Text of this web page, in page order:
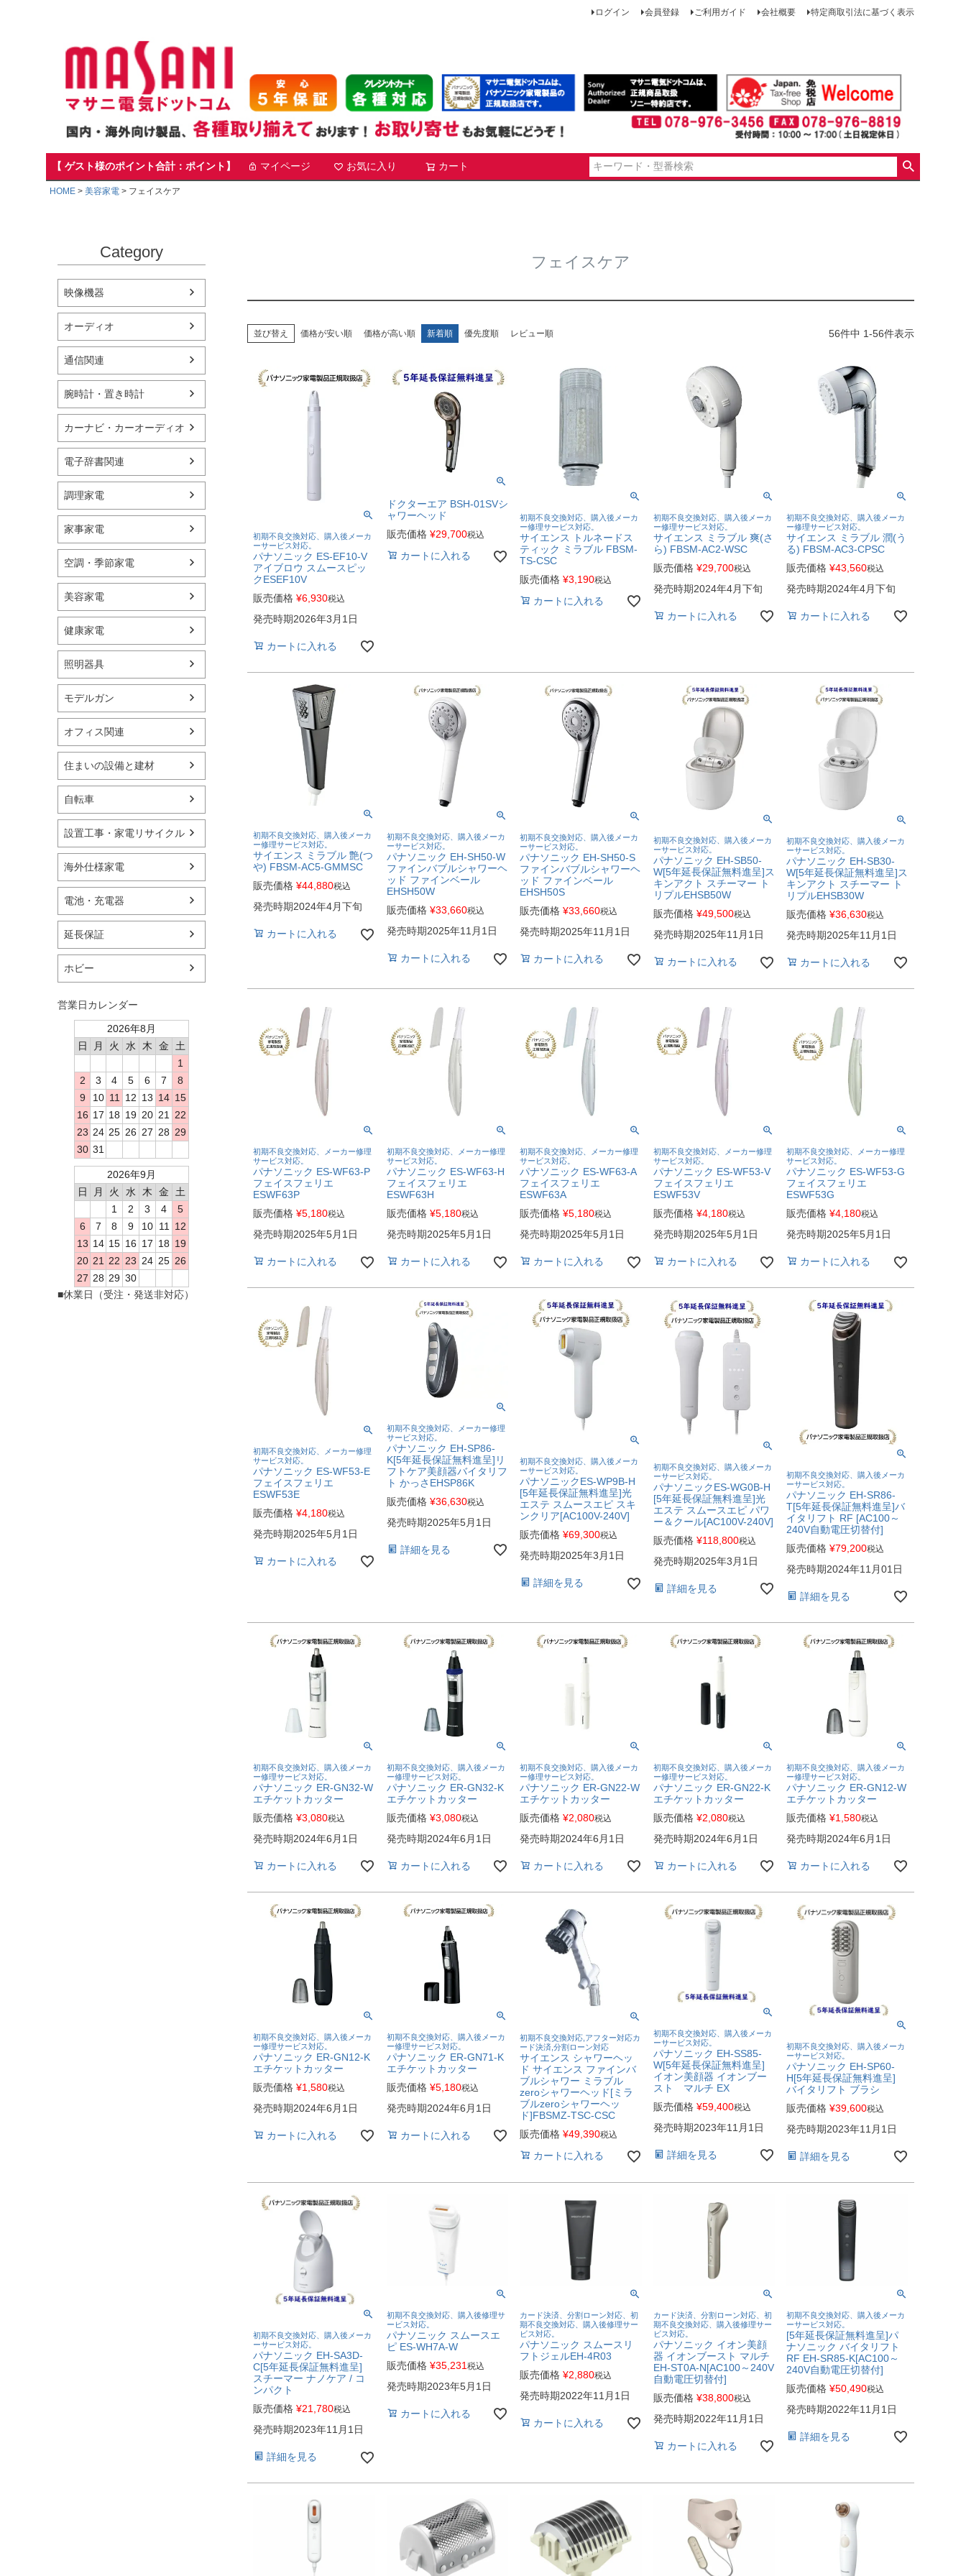
ログイン 会員登録 ご利用ガイド 会社概要 特定商取引法に基づく表示
【 ゲスト様のポイント合計：ポイント】 マイページ お気に入り カート
HOME 美容家電 フェイスケア
Category
映像機器
オーディオ
通信関連
腕時計・置き時計
カーナビ・カーオーディオ
電子辞書関連
調理家電
家事家電
空調・季節家電
美容家電
健康家電
照明器具
モデルガン
オフィス関連
住まいの設備と建材
自転車
設置工事・家電リサイクル
海外仕様家電
電池・充電器
延長保証
ホビー
営業日カレンダー
2026年8月
日
月 火 水 木 金
土
1
2
3 4 5 6 7
8
9
10 11 12 13 14 15
16 17 18 19 20 21
22
23 24 25 26 27 28 29
30 31
2026年9月
日
月 火 水 木 金
土
1
2 3 4
5
6
7 8 9 10 11
12
13 14 15 16 17 18 19
20 21 22 23 24 25 26
27 28 29 30
■休業日（受注・発送非対応）
フェイスケア
並び替え 価格が安い順 価格が高い順 新着順 優先度順 レビュー順 56件中 1-56件表示
初期不良交換対応、購入後メーカ
ーサービス対応。
パナソニック ES-EF10-V
アイブロウ スムースピッ
クESEF10V
販売価格 ¥6,930税込
発売時期2026年3月1日
カートに入れる
ドクターエア BSH-01SVシ
ャワーヘッド
販売価格 ¥29,700税込
カートに入れる
初期不良交換対応、購入後メーカ
ー修理サービス対応。
サイエンス トルネードス
ティック ミラブル FBSM-
TS-CSC
販売価格 ¥3,190税込
カートに入れる
初期不良交換対応、購入後メーカ
ー修理サービス対応。
サイエンス ミラブル 爽(さ
ら) FBSM-AC2-WSC
販売価格 ¥29,700税込
発売時期2024年4月下旬
カートに入れる
初期不良交換対応、購入後メーカ
ー修理サービス対応。
サイエンス ミラブル 潤(う
る) FBSM-AC3-CPSC
販売価格 ¥43,560税込
発売時期2024年4月下旬
カートに入れる
初期不良交換対応、購入後メーカ
ー修理サービス対応。
サイエンス ミラブル 艶(つ
や) FBSM-AC5-GMMSC
販売価格 ¥44,880税込
発売時期2024年4月下旬
カートに入れる
初期不良交換対応、購入後メーカ
ーサービス対応。
パナソニック EH-SH50-W
ファインバブルシャワーヘ
ッド ファインベール
EHSH50W
販売価格 ¥33,660税込
発売時期2025年11月1日
カートに入れる
初期不良交換対応、購入後メーカ
ーサービス対応。
パナソニック EH-SH50-S
ファインバブルシャワーヘ
ッド ファインベール
EHSH50S
販売価格 ¥33,660税込
発売時期2025年11月1日
カートに入れる
初期不良交換対応、購入後メーカ
ーサービス対応。
パナソニック EH-SB50-
W[5年延長保証無料進呈]ス
キンアクト スチーマー ト
リプルEHSB50W
販売価格 ¥49,500税込
発売時期2025年11月1日
カートに入れる
初期不良交換対応、購入後メーカ
ーサービス対応。
パナソニック EH-SB30-
W[5年延長保証無料進呈]ス
キンアクト スチーマー ト
リプルEHSB30W
販売価格 ¥36,630税込
発売時期2025年11月1日
カートに入れる
初期不良交換対応、メーカー修理
サービス対応。
パナソニック ES-WF63-P
フェイスフェリエ
ESWF63P
販売価格 ¥5,180税込
発売時期2025年5月1日
カートに入れる
初期不良交換対応、メーカー修理
サービス対応。
パナソニック ES-WF63-H
フェイスフェリエ
ESWF63H
販売価格 ¥5,180税込
発売時期2025年5月1日
カートに入れる
初期不良交換対応、メーカー修理
サービス対応。
パナソニック ES-WF63-A
フェイスフェリエ
ESWF63A
販売価格 ¥5,180税込
発売時期2025年5月1日
カートに入れる
初期不良交換対応、メーカー修理
サービス対応。
パナソニック ES-WF53-V
フェイスフェリエ
ESWF53V
販売価格 ¥4,180税込
発売時期2025年5月1日
カートに入れる
初期不良交換対応、メーカー修理
サービス対応。
パナソニック ES-WF53-G
フェイスフェリエ
ESWF53G
販売価格 ¥4,180税込
発売時期2025年5月1日
カートに入れる
初期不良交換対応、メーカー修理
サービス対応。
パナソニック ES-WF53-E
フェイスフェリエ
ESWF53E
販売価格 ¥4,180税込
発売時期2025年5月1日
カートに入れる
初期不良交換対応、メーカー修理
サービス対応。
パナソニック EH-SP86-
K[5年延長保証無料進呈]リ
フトケア美顔器バイタリフ
ト かっさEHSP86K
販売価格 ¥36,630税込
発売時期2025年5月1日
詳細を見る
初期不良交換対応、購入後メーカ
ーサービス対応。
パナソニックES-WP9B-H
[5年延長保証無料進呈]光
エステ スムースエピ スキ
ンクリア[AC100V-240V]
販売価格 ¥69,300税込
発売時期2025年3月1日
詳細を見る
初期不良交換対応、購入後メーカ
ーサービス対応。
パナソニックES-WG0B-H
[5年延長保証無料進呈]光
エステ スムースエピ パワ
ー＆クール[AC100V-240V]
販売価格 ¥118,800税込
発売時期2025年3月1日
詳細を見る
初期不良交換対応、購入後メーカ
ーサービス対応。
パナソニック EH-SR86-
T[5年延長保証無料進呈]バ
イタリフト RF [AC100～
240V自動電圧切替付]
販売価格 ¥79,200税込
発売時期2024年11月01日
詳細を見る
初期不良交換対応、購入後メーカ
ー修理サービス対応。
パナソニック ER-GN32-W
エチケットカッター
販売価格 ¥3,080税込
発売時期2024年6月1日
カートに入れる
初期不良交換対応、購入後メーカ
ー修理サービス対応。
パナソニック ER-GN32-K
エチケットカッター
販売価格 ¥3,080税込
発売時期2024年6月1日
カートに入れる
初期不良交換対応、購入後メーカ
ー修理サービス対応。
パナソニック ER-GN22-W
エチケットカッター
販売価格 ¥2,080税込
発売時期2024年6月1日
カートに入れる
初期不良交換対応、購入後メーカ
ー修理サービス対応。
パナソニック ER-GN22-K
エチケットカッター
販売価格 ¥2,080税込
発売時期2024年6月1日
カートに入れる
初期不良交換対応、購入後メーカ
ー修理サービス対応。
パナソニック ER-GN12-W
エチケットカッター
販売価格 ¥1,580税込
発売時期2024年6月1日
カートに入れる
初期不良交換対応、購入後メーカ
ー修理サービス対応。
パナソニック ER-GN12-K
エチケットカッター
販売価格 ¥1,580税込
発売時期2024年6月1日
カートに入れる
初期不良交換対応、購入後メーカ
ー修理サービス対応。
パナソニック ER-GN71-K
エチケットカッター
販売価格 ¥5,180税込
発売時期2024年6月1日
カートに入れる
初期不良交換対応,アフター対応カ
ード決済,分割ローン対応
サイエンス シャワーヘッ
ド サイエンス ファインバ
ブルシャワー ミラブル
zeroシャワーヘッド[ミラ
ブルzeroシャワーヘッ
ド]FBSMZ-TSC-CSC
販売価格 ¥49,390税込
カートに入れる
初期不良交換対応、購入後メーカ
ーサービス対応。
パナソニック EH-SS85-
W[5年延長保証無料進呈]
イオン美顔器 イオンブー
スト マルチ EX
販売価格 ¥59,400税込
発売時期2023年11月1日
詳細を見る
初期不良交換対応、購入後メーカ
ーサービス対応。
パナソニック EH-SP60-
H[5年延長保証無料進呈]
バイタリフト ブラシ
販売価格 ¥39,600税込
発売時期2023年11月1日
詳細を見る
初期不良交換対応、購入後メーカ
ーサービス対応。
パナソニック EH-SA3D-
C[5年延長保証無料進呈]
スチーマー ナノケア / コ
ンパクト
販売価格 ¥21,780税込
発売時期2023年11月1日
詳細を見る
初期不良交換対応、購入後修理サ
ービス対応。
パナソニック スムースエ
ピ ES-WH7A-W
販売価格 ¥35,231税込
発売時期2023年5月1日
カートに入れる
カード決済、分割ローン対応、初
期不良交換対応、購入後修理サー
ビス対応。
パナソニック スムースリ
フトジェルEH-4R03
販売価格 ¥2,880税込
発売時期2022年11月1日
カートに入れる
カード決済、分割ローン対応、初
期不良交換対応、購入後修理サー
ビス対応。
パナソニック イオン美顔
器 イオンブースト マルチ
EH-ST0A-N[AC100～240V
自動電圧切替付]
販売価格 ¥38,800税込
発売時期2022年11月1日
カートに入れる
初期不良交換対応、購入後メーカ
ーサービス対応。
[5年延長保証無料進呈]パ
ナソニック バイタリフト
RF EH-SR85-K[AC100～
240V自動電圧切替付]
販売価格 ¥50,490税込
発売時期2022年11月1日
詳細を見る